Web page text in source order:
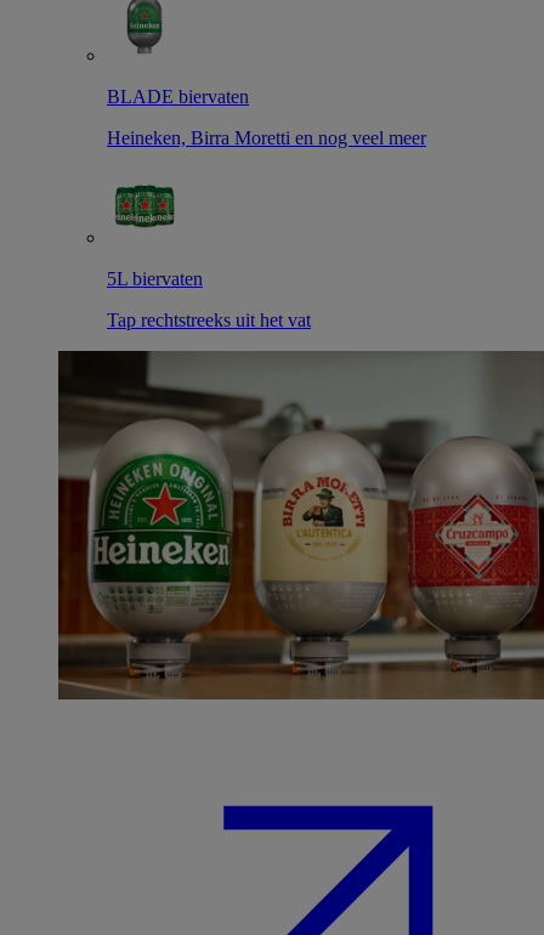
BLADE biervaten
Heineken, Birra Moretti en nog veel meer
5L biervaten
Tap rechtstreeks uit het vat